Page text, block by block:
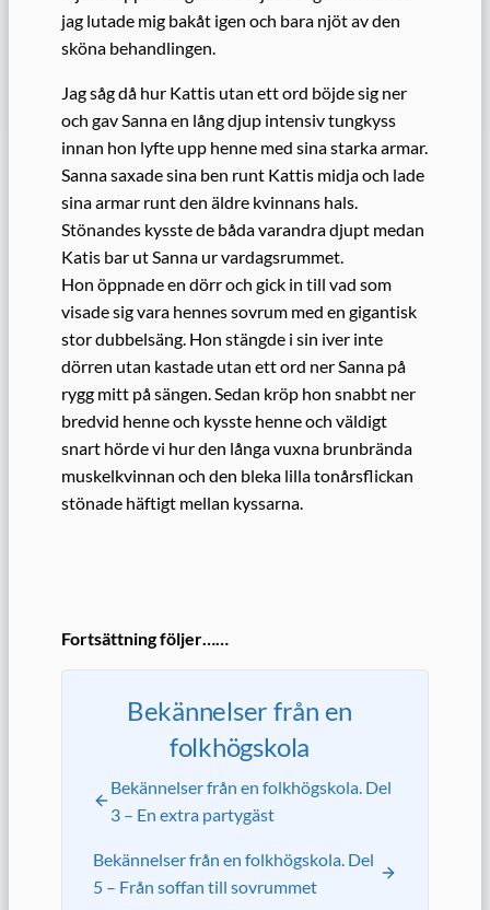
jag lutade mig bakåt igen och bara njöt av den
sköna behandlingen.
Jag såg då hur Kattis utan ett ord böjde sig ner
och gav Sanna en lång djup intensiv tungkyss
innan hon lyfte upp henne med sina starka armar.
Sanna saxade sina ben runt Kattis midja och lade
sina armar runt den äldre kvinnans hals.
Stönandes kysste de båda varandra djupt medan
Katis bar ut Sanna ur vardagsrummet.
Hon öppnade en dörr och gick in till vad som
visade sig vara hennes sovrum med en gigantisk
stor dubbelsäng. Hon stängde i sin iver inte
dörren utan kastade utan ett ord ner Sanna på
rygg mitt på sängen. Sedan kröp hon snabbt ner
bredvid henne och kysste henne och väldigt
snart hörde vi hur den långa vuxna brunbrända
muskelkvinnan och den bleka lilla tonårsflickan
stönade häftigt mellan kyssarna.
Fortsättning följer……
Bekännelser från en
folkhögskola
Bekännelser från en folkhögskola. Del
3 – En extra partygäst
Bekännelser från en folkhögskola. Del
5 – Från soffan till sovrummet